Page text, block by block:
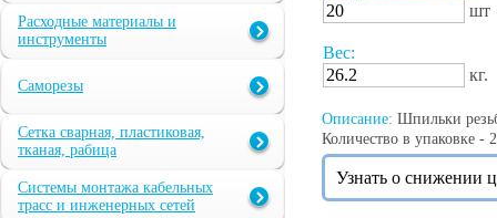
Расходные материалы и
инструменты
Саморезы
Сетка сварная, пластиковая,
тканая, рабица
Системы монтажа кабельных
трасс и инженерных сетей
шт
Вес:
кг.
Описание: Шпильки
Количество в упаковке -
Узнать о снижении